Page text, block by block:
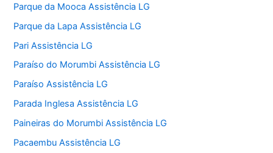
Parque da Mooca Assistência LG
Parque da Lapa Assistência LG
Pari Assistência LG
Paraíso do Morumbi Assistência LG
Paraíso Assistência LG
Parada Inglesa Assistência LG
Paineiras do Morumbi Assistência LG
Pacaembu Assistência LG